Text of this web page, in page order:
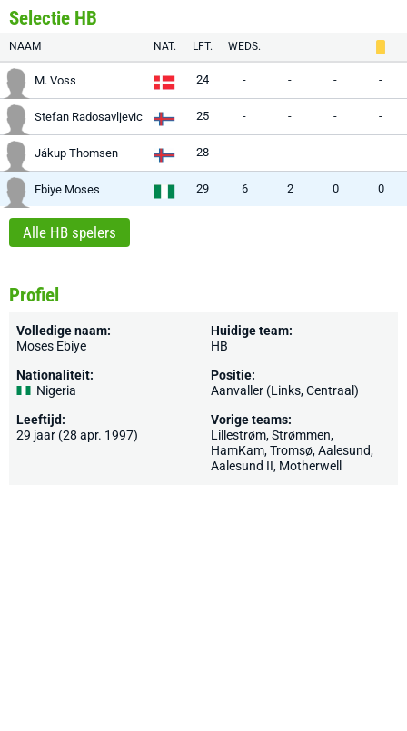
Selectie HB
NAAM NAT. LFT. WEDS.
M. Voss 24 - - - -
Stefan Radosavljevic 25 - - - -
Jákup Thomsen 28 - - - -
Ebiye Moses 29 6 2 0 0
Alle HB spelers
Profiel
Volledige naam:
Moses Ebiye
Nationaliteit:
Nigeria
Leeftijd:
29 jaar (28 apr. 1997)
Huidige team:
HB
Positie:
Aanvaller (Links, Centraal)
Vorige teams:
Lillestrøm, Strømmen,
HamKam,Tromsø, Aalesund,
Aalesund II, Motherwell